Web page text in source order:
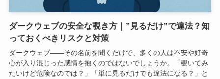
ダークウェブの安全な覗き方｜”見るだけ”で違法？知
っておくべきリスクと対策
ダークウェブ——その名前を聞くだけで、多くの人は不安や好奇
心が入り混じった感情を抱くのではないでしょうか。「覗いてみ
たいけど危険なのでは？」「単に見るだけでも違法になる？」と